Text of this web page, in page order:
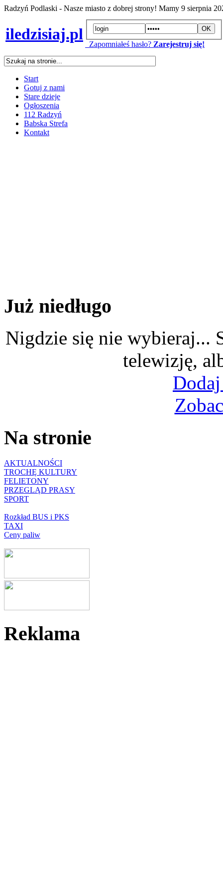
Radzyń Podlaski - Nasze miasto z dobrej strony! Mamy 9 sierpnia
iledzisiaj.pl
Zapomniałeś hasło? Zarejestruj się!
Start
Gotuj z nami
Stare dzieje
Ogłoszenia
112 Radzyń
Babska Strefa
Kontakt
Już niedługo
Nigdzie się nie wybieraj...
telewizję,
Na stronie
AKTUALNOŚCI
TROCHĘ KULTURY
FELIETONY
PRZEGLĄD PRASY
SPORT
Rozkład BUS i PKS
TAXI
Ceny paliw
Reklama